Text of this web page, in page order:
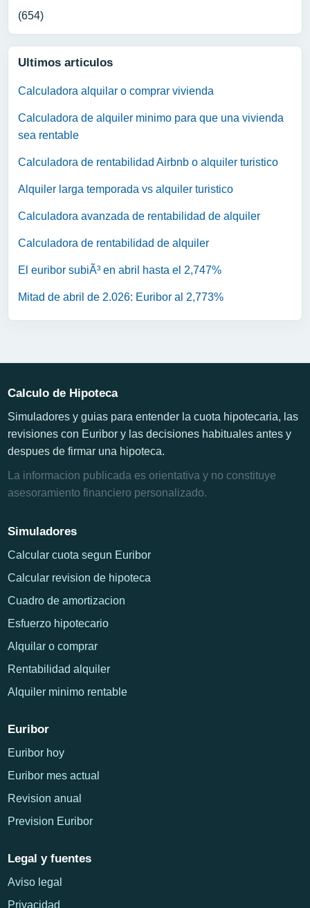
(654)
Ultimos articulos
Calculadora alquilar o comprar vivienda
Calculadora de alquiler minimo para que una vivienda
sea rentable
Calculadora de rentabilidad Airbnb o alquiler turistico
Alquiler larga temporada vs alquiler turistico
Calculadora avanzada de rentabilidad de alquiler
Calculadora de rentabilidad de alquiler
El euribor subiÃ³ en abril hasta el 2,747%
Mitad de abril de 2.026: Euribor al 2,773%
Calculo de Hipoteca
Simuladores y guias para entender la cuota hipotecaria, las
revisiones con Euribor y las decisiones habituales antes y
despues de firmar una hipoteca.
La informacion publicada es orientativa y no constituye
asesoramiento financiero personalizado.
Simuladores
Calcular cuota segun Euribor
Calcular revision de hipoteca
Cuadro de amortizacion
Esfuerzo hipotecario
Alquilar o comprar
Rentabilidad alquiler
Alquiler minimo rentable
Euribor
Euribor hoy
Euribor mes actual
Revision anual
Prevision Euribor
Legal y fuentes
Aviso legal
Privacidad